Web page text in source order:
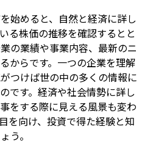
始めると、自然と経済に詳し
る株価の推移を確認するとと
の業績や事業内容、最新のニ
からです。一つの企業を理解
つけば世の中の多くの情報に
です。経済や社会情勢に詳し
をする際に見える風景も変わ
を向け、投資で得た経験と知
う。